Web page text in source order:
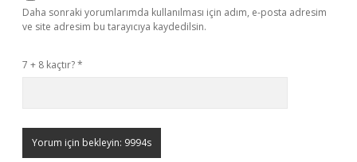
Daha sonraki yorumlarımda kullanılması için adım, e-posta adresim
ve site adresim bu tarayıcıya kaydedilsin.
7 + 8 kaçtır?*